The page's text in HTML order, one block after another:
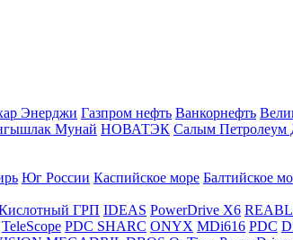
Энерджи Газпром нефть Ванкорнефть
Мунай НОВАТЭК Салым Петролеум
Юг России Каспийское море Балтийское
ГРП IDEAS PowerDrive X6
TeleScope PDC SHARC ONYX MDi616 PDC